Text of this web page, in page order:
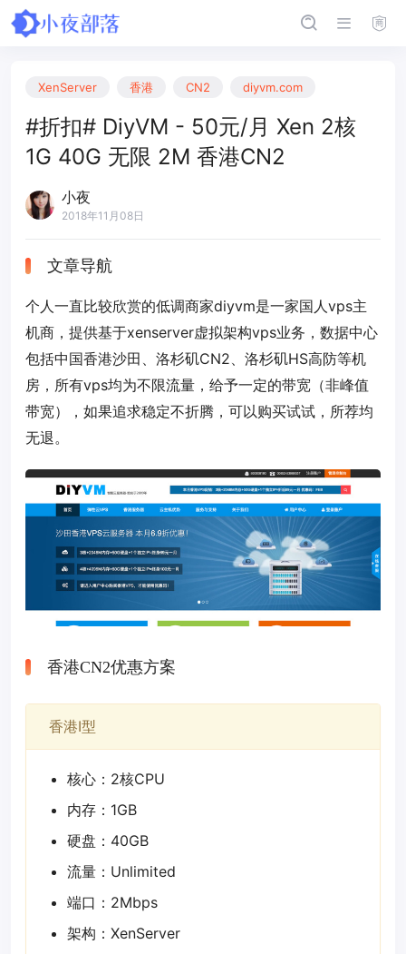
XenServer 香港 CN2 diyvm.com
#折扣# DiyVM - 50元/月 Xen 2核
1G 40G 无限 2M 香港CN2
小夜
2018年11月08日
文章导航
个人一直比较欣赏的低调商家diyvm是一家国人vps主
机商，提供基于xenserver虚拟架构vps业务，数据中心
包括中国香港沙田、洛杉矶CN2、洛杉矶HS高防等机
房，所有vps均为不限流量，给予一定的带宽（非峰值
带宽），如果追求稳定不折腾，可以购买试试，所荐均
无退。
香港CN2优惠方案
香港I型
核心：2核CPU
内存：1GB
硬盘：40GB
流量：Unlimited
端口：2Mbps
架构：XenServer